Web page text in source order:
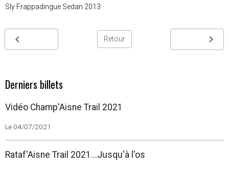
Sly Frappadingue Sedan 2013
Retour
Derniers billets
Vidéo Champ'Aisne Trail 2021
Le 04/07/2021
Rataf'Aisne Trail 2021...Jusqu'à l'os